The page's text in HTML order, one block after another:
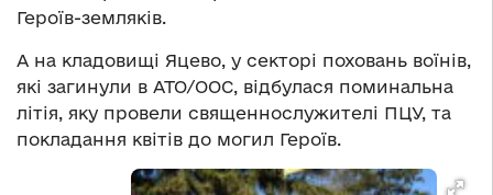
Героїв-земляків.
А на кладовищі Яцево, у секторі поховань воїнів,
які загинули в АТО/ООС, відбулася поминальна
літія, яку провели священнослужителі ПЦУ, та
покладання квітів до могил Героїв.